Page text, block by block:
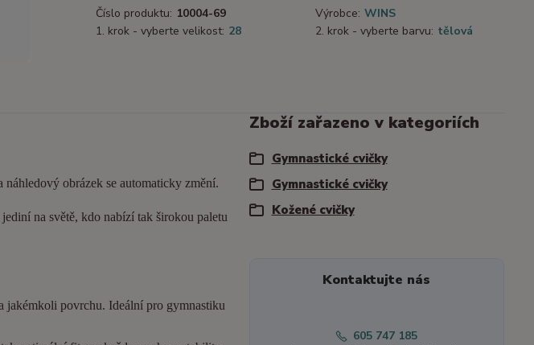
Číslo produktu: 10004-69 Výrobce: WINS
1. krok - vyberte velikost: 28 2. krok - vyberte barvu: tělová
obrázek se automaticky změní.
na světě, kdo nabízí tak širokou paletu
jakémkoli povrchu. Ideální pro gymnastiku
Zboží zařazeno v kategoriích
Gymnastické cvičky
Gymnastické cvičky
Kožené cvičky
Kontaktujte nás
605 747 185